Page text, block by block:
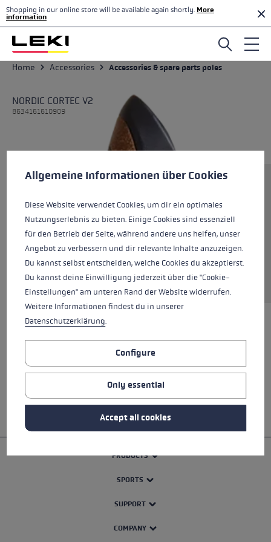
Skip to main content
Shopping in our online store will be available again shortly. More
information
Home Accessories Accessories & spare parts poles
NORDIC CORTEC V2
8634161610909
Size
Colours black-corkoptic
ALL FEATURES
SAFETY INSTRUCTIONS
PRODUCTS
SPORTS
SUPPORT
COMPANY
This website uses cookies to give you the best possible experience.
Allgemeine Informationen über Cookies
Diese Website verwendet Cookies, um dir ein optimales
Nutzungserlebnis zu bieten. Einige Cookies sind essenziell
für den Betrieb der Seite, während andere uns helfen, unser
Angebot zu verbessern und dir relevante Inhalte anzuzeigen.
Du kannst selbst entscheiden, welche Cookies du akzeptierst.
Du kannst deine Einwilligung jederzeit über die "Cookie-
Einstellungen" am unteren Rand der Website widerrufen.
Weitere Informationen findest du in unserer
Datenschutzerklärung.
Configure
Only essential
Accept all cookies